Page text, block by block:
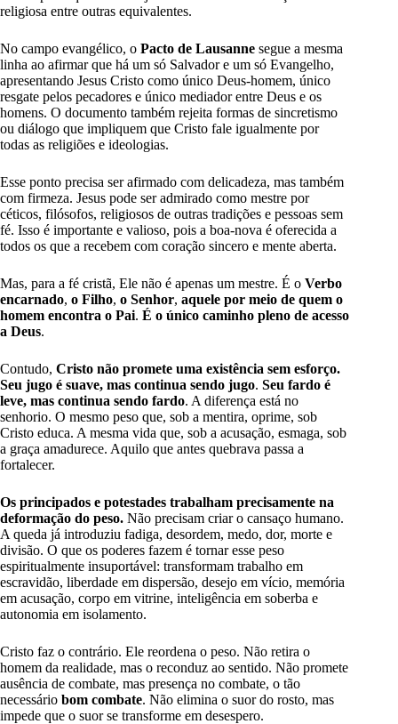
religiosa entre outras equivalentes.
No campo evangélico, o Pacto de Lausanne segue a mesma
linha ao afirmar que há um só Salvador e um só Evangelho,
apresentando Jesus Cristo como único Deus-homem, único
resgate pelos pecadores e único mediador entre Deus e os
homens. O documento também rejeita formas de sincretismo
ou diálogo que impliquem que Cristo fale igualmente por
todas as religiões e ideologias.
Esse ponto precisa ser afirmado com delicadeza, mas também
com firmeza. Jesus pode ser admirado como mestre por
céticos, filósofos, religiosos de outras tradições e pessoas sem
fé. Isso é importante e valioso, pois a boa-nova é oferecida a
todos os que a recebem com coração sincero e mente aberta.
Mas, para a fé cristã, Ele não é apenas um mestre. É o Verbo
encarnado, o Filho, o Senhor, aquele por meio de quem o
homem encontra o Pai. É o único caminho pleno de acesso
a Deus.
Contudo, Cristo não promete uma existência sem esforço.
Seu jugo é suave, mas continua sendo jugo. Seu fardo é
leve, mas continua sendo fardo. A diferença está no
senhorio. O mesmo peso que, sob a mentira, oprime, sob
Cristo educa. A mesma vida que, sob a acusação, esmaga, sob
a graça amadurece. Aquilo que antes quebrava passa a
fortalecer.
Os principados e potestades trabalham precisamente na
deformação do peso. Não precisam criar o cansaço humano.
A queda já introduziu fadiga, desordem, medo, dor, morte e
divisão. O que os poderes fazem é tornar esse peso
espiritualmente insuportável: transformam trabalho em
escravidão, liberdade em dispersão, desejo em vício, memória
em acusação, corpo em vitrine, inteligência em soberba e
autonomia em isolamento.
Cristo faz o contrário. Ele reordena o peso. Não retira o
homem da realidade, mas o reconduz ao sentido. Não promete
ausência de combate, mas presença no combate, o tão
necessário bom combate. Não elimina o suor do rosto, mas
impede que o suor se transforme em desespero.